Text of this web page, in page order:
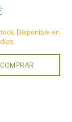
Disponible en
COMPRAR